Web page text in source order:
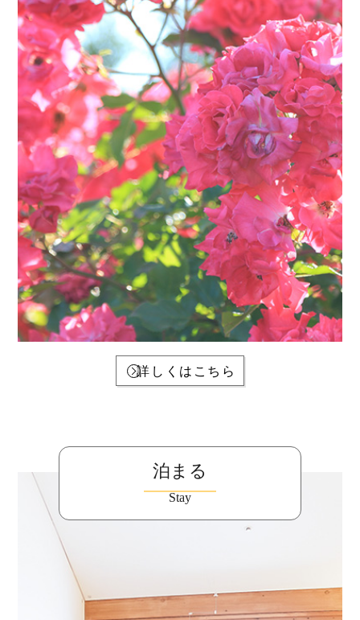
詳しくはこちら
泊まる
Stay